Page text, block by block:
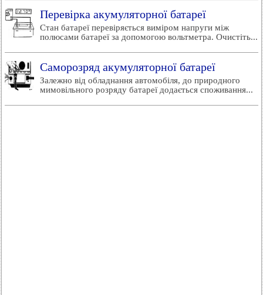
Перевірка акумуляторної батареї
Стан батареї перевіряється виміром напруги між
полюсами батареї за допомогою вольтметра. Очистіть...
Саморозряд акумуляторної батареї
Залежно від обладнання автомобіля, до природного
мимовільного розряду батареї додається споживання...